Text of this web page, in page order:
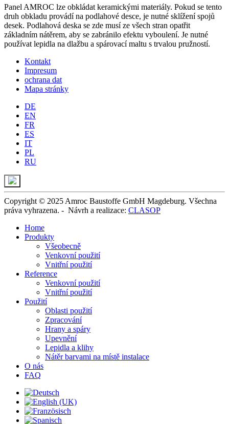
Panel AMROC lze obkládat keramickými materiály. Pokud se tento
druh obkladu provádí na podlahové desce, je nutné sklížení spojů
desek. Podlahová deska se zde musí ze všech stran opatřit
základním nátěrem, aby se zabránilo efektu vyboulení. Je nutné
používat lepidla na dlažbu a spárovací maltu s trvalou pružností.
Kontakt
Impresum
ochrana dat
Mapa stránky
DE
EN
FR
ES
IT
PL
RU
Copyright © 2025 Amroc Baustoffe GmbH Magdeburg. Všechna
práva vyhrazena. - Návrh a realizace: CLASOP
Home
Produkty
Všeobecně
Venkovní použití
Vnitřní použití
Reference
Venkovní použití
Vnitřní použití
Použití
Oblasti použití
Zpracování
Hrany a spáry
Upevnění
Lepidla a klihy
Nátěr barvami na místě instalace
O nás
FAQ